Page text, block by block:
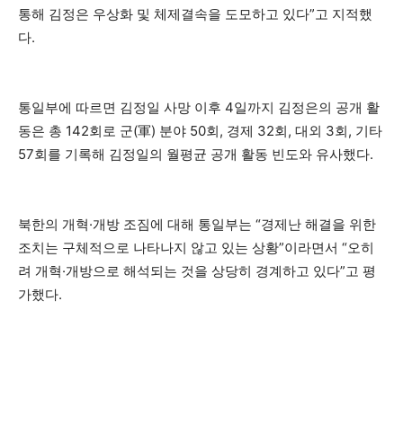
통해 김정은 우상화 및 체제결속을 도모하고 있다”고 지적했
다.
통일부에 따르면 김정일 사망 이후 4일까지 김정은의 공개 활
동은 총 142회로 군(軍) 분야 50회, 경제 32회, 대외 3회, 기타
57회를 기록해 김정일의 월평균 공개 활동 빈도와 유사했다.
북한의 개혁·개방 조짐에 대해 통일부는 “경제난 해결을 위한
조치는 구체적으로 나타나지 않고 있는 상황”이라면서 “오히
려 개혁·개방으로 해석되는 것을 상당히 경계하고 있다”고 평
가했다.